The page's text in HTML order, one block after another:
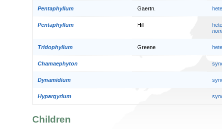
Pentaphyllum Gaertn.
Pentaphyllum Hill
Tridophyllum Greene
Chamaephyton
Dynamidium
Hypargyrium
Children